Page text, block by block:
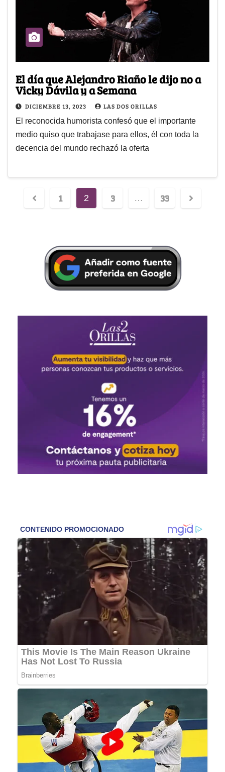
El día que Alejandro Riaño le dijo no a
Vicky Dávila y a Semana
DICIEMBRE 13, 2023 LAS DOS ORILLAS
El reconocida humorista confesó que el importante
medio quiso que trabajase para ellos, él con toda la
decencia del mundo rechazó la oferta
1 2 3 … 33